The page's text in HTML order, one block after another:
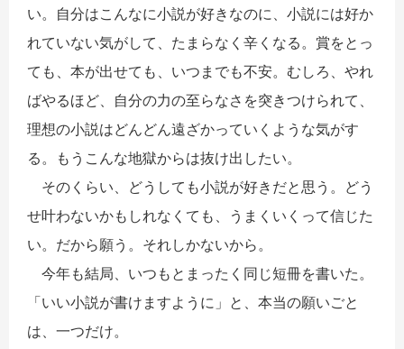
い。自分はこんなに小説が好きなのに、小説には好か
れていない気がして、たまらなく辛くなる。賞をとっ
ても、本が出せても、いつまでも不安。むしろ、やれ
ばやるほど、自分の力の至らなさを突きつけられて、
理想の小説はどんどん遠ざかっていくような気がす
る。もうこんな地獄からは抜け出したい。
そのくらい、どうしても小説が好きだと思う。どう
せ叶わないかもしれなくても、うまくいくって信じた
い。だから願う。それしかないから。
今年も結局、いつもとまったく同じ短冊を書いた。
「いい小説が書けますように」と、本当の願いごと
は、一つだけ。